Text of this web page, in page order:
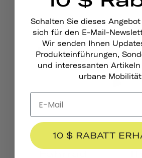
Schalten Sie dieses
sich für den E-Mail-
Wir senden Ihnen
Produkteinführungen,
und interessanten Artikeln
urbane
10 $ RABATT